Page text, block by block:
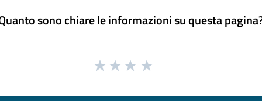
sono chiare le informazioni su questa